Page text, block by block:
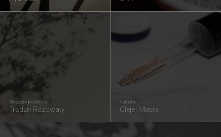
Skuteczne produkty na
Trądzik Różowaty
Naturalne
Oleje i Masła